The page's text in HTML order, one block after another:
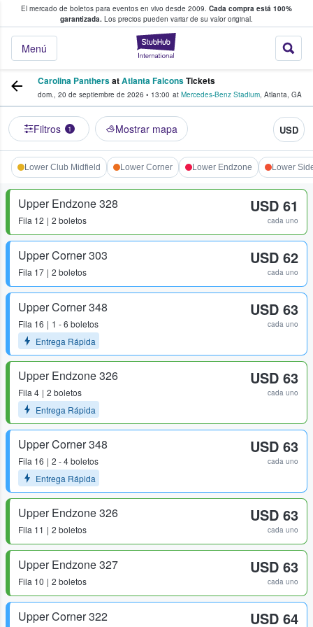
El mercado de boletos para eventos en vivo desde 2009. Cada compra está 100%
garantizada. Los precios pueden variar de su valor original.
StubHub: donde
Menú
fans compran y venden boletos
Carolina PanthersatAtlanta FalconsTickets
dom., 20 de septiembre de 2026 • 13:00 at Mercedes-Benz Stadium, Atlanta, GA
Filtros 1 Mostrar mapa USD
Lower Club Midfield Lower Corner Lower Endzone Lower
Upper Endzone 328
Fila 12 2 boletos
USD 61
cada uno
Upper Corner 303
Fila 17 2 boletos
USD 62
cada uno
Upper Corner 348
Fila 16
1 - 6 boletos
Entrega Rápida
USD 63
cada uno
Upper Endzone 326
Fila 4
2 boletos
Entrega Rápida
USD 63
cada uno
Upper Corner 348
Fila 16
2 - 4 boletos
Entrega Rápida
USD 63
cada uno
Upper Endzone 326
Fila 11 2 boletos
USD 63
cada uno
Upper Endzone 327
Fila 10 2 boletos
USD 63
cada uno
Upper Corner 322 USD 64